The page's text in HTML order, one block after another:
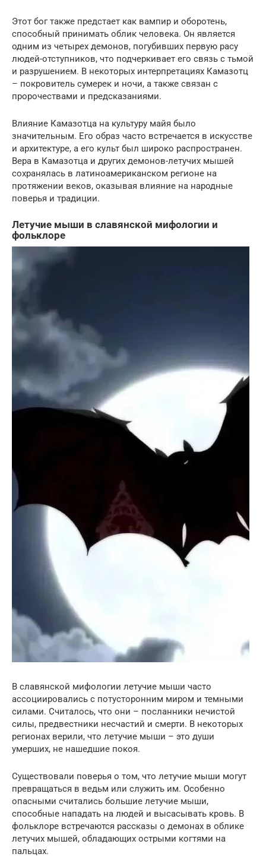
Этот бог также предстает как вампир и оборотень,
способный принимать облик человека. Он является
одним из четырех демонов, погубивших первую расу
людей-отступников, что подчеркивает его связь с тьмой
и разрушением. В некоторых интерпретациях Камазотц
– покровитель сумерек и ночи, а также связан с
пророчествами и предсказаниями.
Влияние Камазотца на культуру майя было
значительным. Его образ часто встречается в искусстве
и архитектуре, а его культ был широко распространен.
Вера в Камазотца и других демонов-летучих мышей
сохранялась в латиноамериканском регионе на
протяжении веков, оказывая влияние на народные
поверья и традиции.
Летучие мыши в славянской мифологии и
фольклоре
В славянской мифологии летучие мыши часто
ассоциировались с потусторонним миром и темными
силами. Считалось, что они – посланники нечистой
силы, предвестники несчастий и смерти. В некоторых
регионах верили, что летучие мыши – это души
умерших, не нашедшие покоя.
Существовали поверья о том, что летучие мыши могут
превращаться в ведьм или служить им. Особенно
опасными считались большие летучие мыши,
способные нападать на людей и высасывать кровь. В
фольклоре встречаются рассказы о демонах в облике
летучих мышей, обладающих острыми когтями на
пальцах.